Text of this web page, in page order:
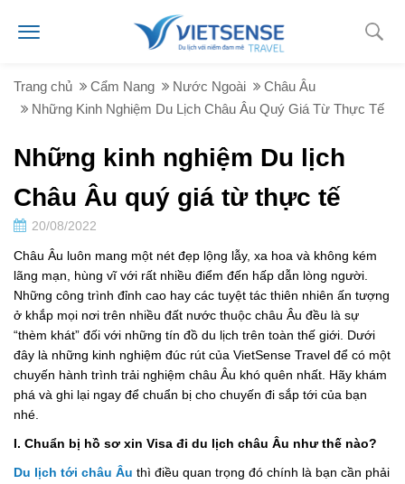
Trang chủ Cẩm Nang Nước Ngoài
Châu Âu
Những Kinh Nghiệm Du Lịch Châu Âu Quý Giá Từ Thực Tế
Những kinh nghiệm Du lịch
Châu Âu quý giá từ thực tế
20/08/2022
Châu Âu luôn mang một nét đẹp lộng lẫy, xa hoa và không kém
lãng mạn, hùng vĩ với rất nhiều điểm đến hấp dẫn lòng người.
Những công trình đỉnh cao hay các tuyệt tác thiên nhiên ấn tượng
ở khắp mọi nơi trên nhiều đất nước thuộc châu Âu đều là sự
“thèm khát” đối với những tín đồ du lịch trên toàn thế giới. Dưới
đây là những kinh nghiệm đúc rút của VietSense Travel để có một
chuyến hành trình trải nghiệm châu Âu khó quên nhất. Hãy khám
phá và ghi lại ngay để chuẩn bị cho chuyến đi sắp tới của bạn
nhé.
I. Chuẩn bị hồ sơ xin Visa đi du lịch châu Âu như thế nào?
Du lịch tới châu Âu thì điều quan trọng đó chính là bạn cần phải